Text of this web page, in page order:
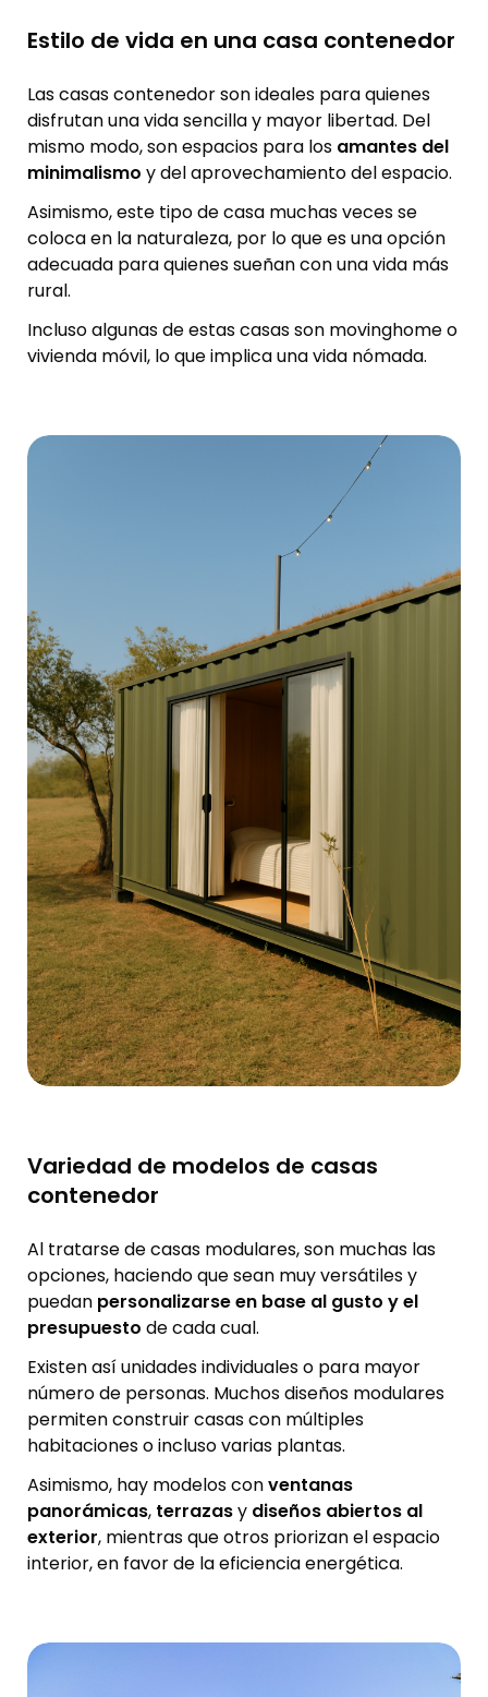
Estilo de vida en una casa contenedor
Las casas contenedor son ideales para quienes
disfrutan una vida sencilla y mayor libertad. Del
mismo modo, son espacios para los amantes del
minimalismo y del aprovechamiento del espacio.
Asimismo, este tipo de casa muchas veces se
coloca en la naturaleza, por lo que es una opción
adecuada para quienes sueñan con una vida más
rural.
Incluso algunas de estas casas son movinghome o
vivienda móvil, lo que implica una vida nómada.
Variedad de modelos de casas
contenedor
Al tratarse de casas modulares, son muchas las
opciones, haciendo que sean muy versátiles y
puedan personalizarse en base al gusto y el
presupuesto de cada cual.
Existen así unidades individuales o para mayor
número de personas. Muchos diseños modulares
permiten construir casas con múltiples
habitaciones o incluso varias plantas.
Asimismo, hay modelos conventanas
panorámicas, terrazasy diseños abiertos al
exterior, mientras que otros priorizan el espacio
interior, en favor de la eficiencia energética.